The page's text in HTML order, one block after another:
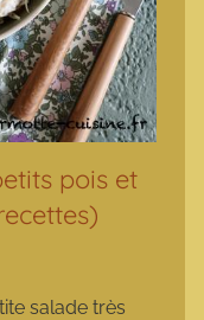
pois et
salade très